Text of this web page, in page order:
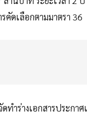
คัดเลือกตามมาตรา 36
ทำร่างเอกสารประกา